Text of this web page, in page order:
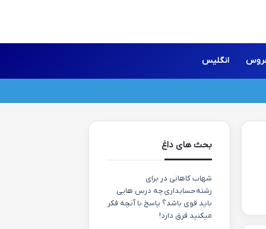
انگلیس
بحث های داغ
شهاب کاهانی در برای
رشته حسابداری چه درس هایی
باید قوی باشد؟ پاسخ با آنچه فکر
میکنید فرق دارد!